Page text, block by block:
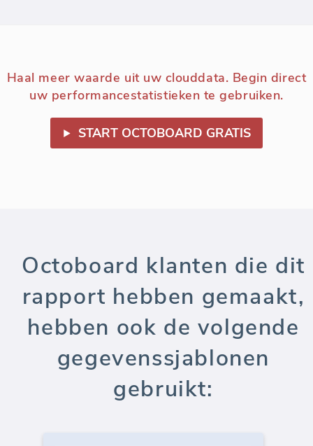
Haal meer waarde uit uw clouddata. Begin direct
uw performancestatistieken te gebruiken.
START OCTOBOARD GRATIS
Octoboard klanten die dit
rapport hebben gemaakt,
hebben ook de volgende
gegevenssjablonen
gebruikt: